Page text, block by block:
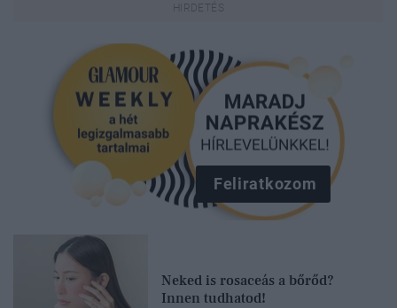
Feliratkozom
Neked is rosaceás a bőrőd?
Innen tudhatod!